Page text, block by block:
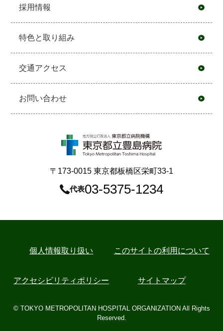
採用情報
特色と取り組み
交通アクセス
お問い合わせ
〒173-0015 東京都板橋区栄町33-1
代表03-5375-1234
個⼈情報取り扱い このサイトの利用について
アクセシビリティポリシー サイトマップ
© TOKYO METROPOLITAN HOSPITAL ORGANIZATION All Rights
Reserved.